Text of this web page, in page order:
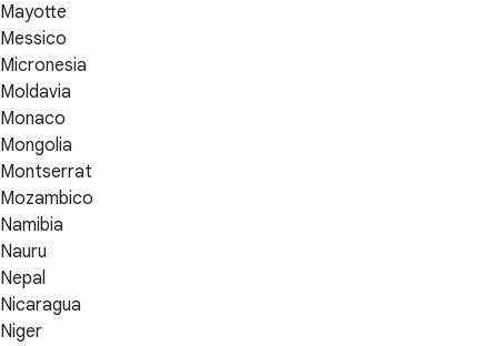
Mayotte
Messico
Micronesia
Moldavia
Monaco
Mongolia
Montserrat
Mozambico
Namibia
Nauru
Nepal
Nicaragua
Niger